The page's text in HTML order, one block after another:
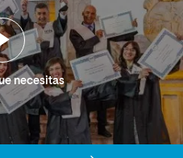
necesitas